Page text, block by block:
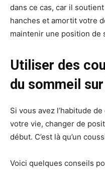
dans ce cas, car il
hanches et amortit votre
maintenir une position de
Utiliser des
du sommeil
Si vous avez l’habitude
votre vie, changer de
début. C’est là qu’un
Voici quelques conseils